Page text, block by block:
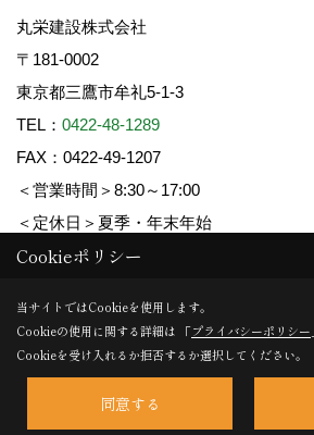
丸栄建設株式会社
〒181-0002
東京都三鷹市牟礼5-1-3
TEL： 0422-48-1289
FAX：0422-49-1207
＜営業時間＞8:30～17:00
＜定休日＞夏季・年末年始
Copyright (c) 丸栄建設. All Rights Reserved.
Produced byゴデスクリエイト
Cookieポリシー
当サイトではCookieを使用します。
Cookieの使用に関する詳細は 「プライバシーポリシー
Cookieを受け入れるか拒否するか選択してください。
同意する